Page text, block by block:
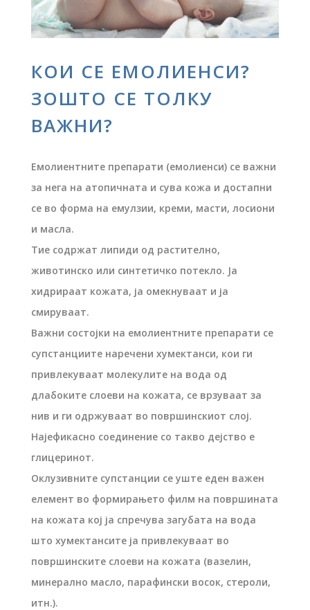
КОИ СЕ ЕМОЛИЕНСИ?
ЗОШТО СЕ ТОЛКУ
ВАЖНИ?
Емолиентните препарати (емолиенси) се важни
за нега на атопичната и сува кожа и достапни
се во форма на емулзии, креми, масти, лосиони
и масла.
Тие содржат липиди од растително,
животинско или синтетичко потекло. Ја
хидрираат кожата, ја омекнуваат и ја
смируваат.
Важни состојки на емолиентните препарати се
супстанциите наречени хумектанси, кои ги
привлекуваат молекулите на вода од
длабоките слоеви на кожата, се врзуваат за
нив и ги одржуваат во површинскиот слој.
Најефикасно соединение со такво дејство е
глицеринот.
Оклузивните супстанции се уште еден важен
елемент во формирањето филм на површината
на кожата кој ја спречува загубата на вода
што хумектансите ја привлекуваат во
површинските слоеви на кожата (вазелин,
минерално масло, парафински восок, стероли,
итн.).